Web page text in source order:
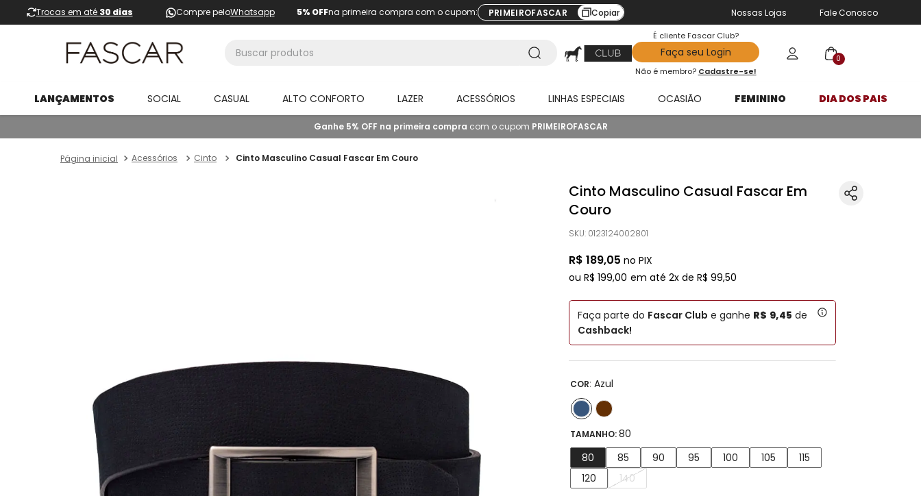
Trocas em até 30 dias Compre peloWhatsapp 5% OFFna primeira compra com o cupom: PRIMEIROFASCAR Copiar Nossas Lojas Fale Conosco
É cliente Fascar Club?
Faça seu Login
Não é membro? Cadastre-se!
0
LANÇAMENTOS SOCIAL CASUAL ALTO CONFORTO LAZER ACESSÓRIOS LINHAS ESPECIAIS OCASIÃO FEMININO DIA DOS PAIS
Ganhe 5% OFF na primeira compra com o cupom PRIMEIROFASCAR
Acessórios Cinto Cinto Masculino Casual Fascar Em Couro
Cinto Masculino Casual Fascar Em
Couro
SKU: 0123124002801
R$ 189,05 no PIX
ou R$ 199,00 em até 2x de R$ 99,50
Faça parte do Fascar Club e ganhe R$ 9,45 de
Cashback!
COR: Azul
TAMANHO:80
80
85 90 95 100 105
115
120
140